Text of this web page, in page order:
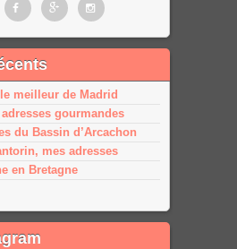
FacebookGoogle
plus
Google
meilleur de Madrid
gourmandes
du Bassin d’Arcachon
mes adresses
en Bretagne